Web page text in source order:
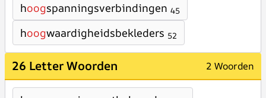
hoogspanningsverbindingen 45
hoogwaardigheidsbekleders 52
26 Letter Woorden 2 Woorden